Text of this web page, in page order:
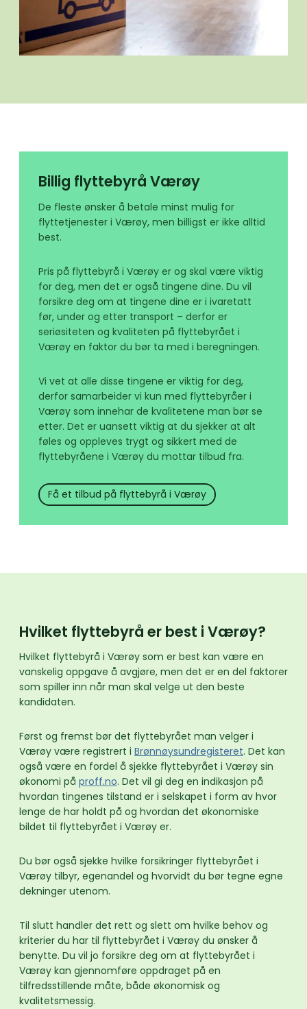
Billig flyttebyrå Værøy
De fleste ønsker å betale minst mulig for
flyttetjenester i Værøy, men billigst er ikke alltid
best.
Pris på flyttebyrå i Værøy er og skal være viktig
for deg, men det er også tingene dine. Du vil
forsikre deg om at tingene dine er i ivaretatt
før, under og etter transport – derfor er
seriøsiteten og kvaliteten på flyttebyrået i
Værøy en faktor du bør ta med i beregningen.
Vi vet at alle disse tingene er viktig for deg,
derfor samarbeider vi kun med flyttebyråer i
Værøy som innehar de kvalitetene man bør se
etter. Det er uansett viktig at du sjekker at alt
føles og oppleves trygt og sikkert med de
flyttebyråene i Værøy du mottar tilbud fra.
Få et tilbud på flyttebyrå i Værøy
Hvilket flyttebyrå er best i Værøy?
Hvilket flyttebyrå i Værøy som er best kan være en
vanskelig oppgave å avgjøre, men det er en del faktorer
som spiller inn når man skal velge ut den beste
kandidaten.
Først og fremst bør det flyttebyrået man velger i
Værøy være registrert i Brønnøysundregisteret. Det kan
også være en fordel å sjekke flyttebyrået i Værøy sin
økonomi på proff.no. Det vil gi deg en indikasjon på
hvordan tingenes tilstand er i selskapet i form av hvor
lenge de har holdt på og hvordan det økonomiske
bildet til flyttebyrået i Værøy er.
Du bør også sjekke hvilke forsikringer flyttebyrået i
Værøy tilbyr, egenandel og hvorvidt du bør tegne egne
dekninger utenom.
Til slutt handler det rett og slett om hvilke behov og
kriterier du har til flyttebyrået i Værøy du ønsker å
benytte. Du vil jo forsikre deg om at flyttebyrået i
Værøy kan gjennomføre oppdraget på en
tilfredsstillende måte, både økonomisk og
kvalitetsmessig.